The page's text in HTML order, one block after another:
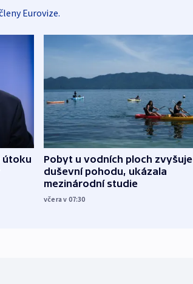
Eurovize.
útoku
Pobyt u vodních ploch zvyšuje
duševní pohodu, ukázala
mezinárodní studie
včera v 07:30